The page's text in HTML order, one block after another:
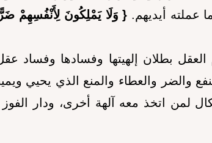
أيديهم. { وَلَا يَمْلِكُونَ لِأَنْفُسِهِمْ
بطلان إلهيتها وفسادها وفساد
والضر والعطاء والمنع الذي يحيي
لمن اتخذ معه آلهة أخرى، ودار الفوز